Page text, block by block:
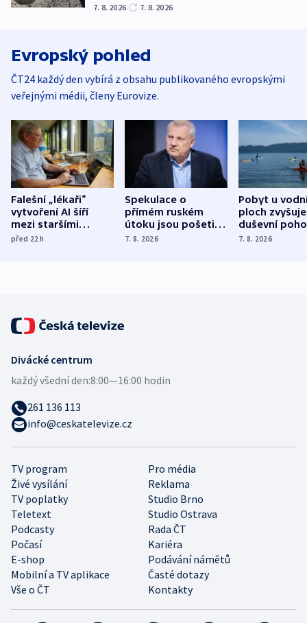
7. 8. 2026 7. 8. 2026
Evropský pohled
ČT24 každý den vybírá z obsahu publikovaného evropskými
veřejnými médii, členy Eurovize.
Falešní „lékaři“
vytvoření AI šíří
mezi staršími
Poláky nebezpečné
před 22h
Spekulace o
přímém ruském
útoku jsou pošetilé,
míní estonský
7. 8. 2026
Pobyt u
ploch zvyšuje
duševní
ukázala
7. 8. 2026
TV program
Pro média
Živé vysílání
Reklama
TV poplatky
Studio Brno
Teletext
Studio Ostrava
Podcasty
Rada ČT
Počasí
Kariéra
E-shop
Podávání námětů
Mobilní a TV aplikace
Časté dotazy
Vše o ČT
Kontakty
Divácké centrum
každý všední den:8:00—16:00 hodin
261 136 113
info@ceskatelevize.cz